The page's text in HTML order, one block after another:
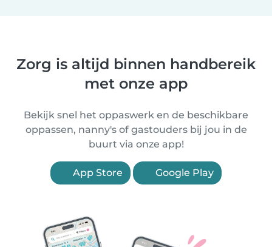
Zorg is altijd binnen handbereik
met onze app
Bekijk snel het oppaswerk en de beschikbare
oppassen, nanny's of gastouders bij jou in de
buurt via onze app!
App Store Google Play